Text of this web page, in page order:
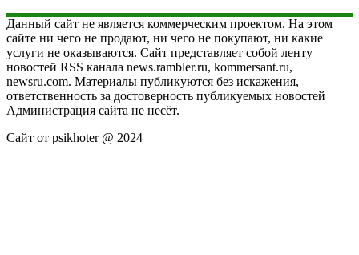
Данный сайт не является коммерческим проектом. На этом
сайте ни чего не продают, ни чего не покупают, ни какие
услуги не оказываются. Сайт представляет собой ленту
новостей RSS канала news.rambler.ru, kommersant.ru,
newsru.com. Материалы публикуются без искажения,
ответственность за достоверность публикуемых новостей
Администрация сайта не несёт.
Сайт от psikhoter @ 2024